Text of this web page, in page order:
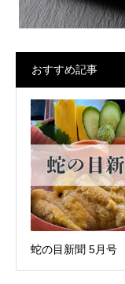
おすすめ記事
蛇の目新聞 5月号